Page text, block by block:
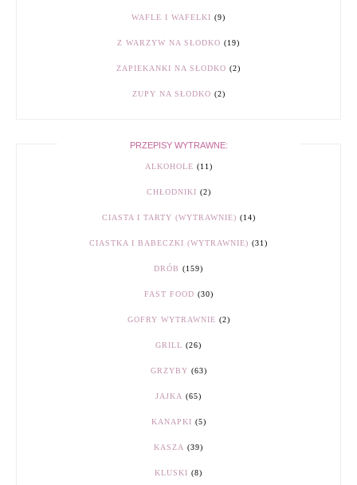
WAFLE I WAFELKI (9)
Z WARZYW NA SŁODKO (19)
ZAPIEKANKI NA SŁODKO (2)
ZUPY NA SŁODKO (2)
PRZEPISY WYTRAWNE:
ALKOHOLE (11)
CHŁODNIKI (2)
CIASTA I TARTY (WYTRAWNIE) (14)
CIASTKA I BABECZKI (WYTRAWNIE) (31)
DRÓB (159)
FAST FOOD (30)
GOFRY WYTRAWNIE (2)
GRILL (26)
GRZYBY (63)
JAJKA (65)
KANAPKI (5)
KASZA (39)
KLUSKI (8)